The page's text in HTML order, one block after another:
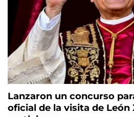
Lanzaron un concurso
oficial de la visita de León